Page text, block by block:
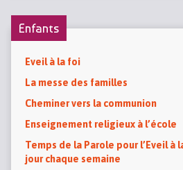
Enfants
Eveil à la foi
La messe des familles
Cheminer vers la communion
Enseignement religieux à l’école
Temps de la Parole pour l’Eveil à
jour chaque semaine